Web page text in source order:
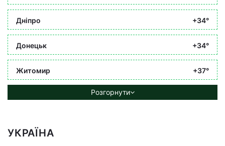
Дніпро +34°
Донецьк +34°
Житомир +37°
Розгорнути
УКРАЇНА